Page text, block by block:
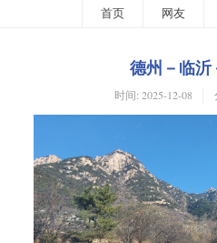
首页 网友
德州－临沂
时间: 2025-12-08